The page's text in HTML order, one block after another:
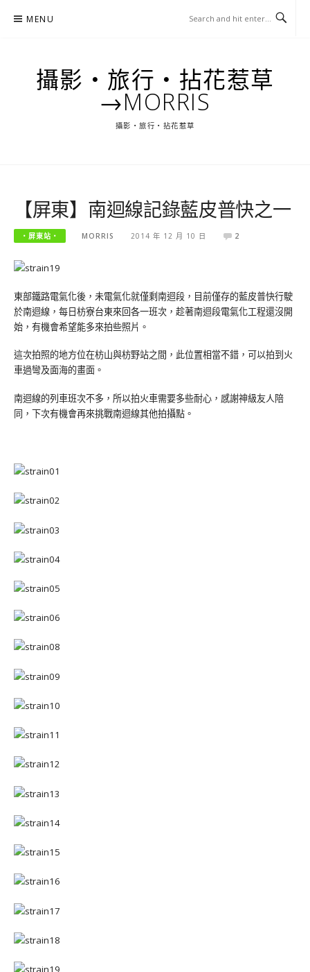
MENU
攝影‧旅行‧拈花惹草
→MORRIS
攝影‧旅行‧拈花惹草
【屏東】南迴線記錄藍皮普快之一
‧屏東站‧ MORRIS 2014 年 12 月 10 日 2
東部鐵路電氣化後，未電氣化就僅剩南迴段，目前僅存的藍皮普快行駛
於南迴線，每日枋寮台東來回各一班次，趁著南迴段電氣化工程還沒開
始，有機會希望能多來拍些照片。
這次拍照的地方位在枋山與枋野站之間，此位置相當不錯，可以拍到火
車過彎及面海的畫面。
南迴線的列車班次不多，所以拍火車需要多些耐心，感謝神級友人陪
同，下次有機會再來挑戰南迴線其他拍攝點。